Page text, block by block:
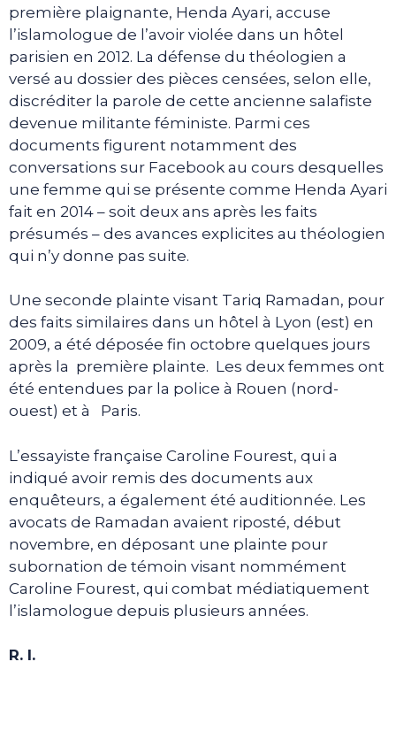
première plaignante, Henda Ayari, accuse
l’islamologue de l’avoir violée dans un hôtel
parisien en 2012. La défense du théologien a
versé au dossier des pièces censées, selon elle,
discréditer la parole de cette ancienne salafiste
devenue militante féministe. Parmi ces
documents figurent notamment des
conversations sur Facebook au cours desquelles
une femme qui se présente comme Henda Ayari
fait en 2014 – soit deux ans après les faits
présumés – des avances explicites au théologien
qui n’y donne pas suite.
Une seconde plainte visant Tariq Ramadan, pour
des faits similaires dans un hôtel à Lyon (est) en
2009, a été déposée fin octobre quelques jours
après la première plainte. Les deux femmes ont
été entendues par la police à Rouen (nord-
ouest) et à Paris.
L’essayiste française Caroline Fourest, qui a
indiqué avoir remis des documents aux
enquêteurs, a également été auditionnée. Les
avocats de Ramadan avaient riposté, début
novembre, en déposant une plainte pour
subornation de témoin visant nommément
Caroline Fourest, qui combat médiatiquement
l’islamologue depuis plusieurs années.
R. I.